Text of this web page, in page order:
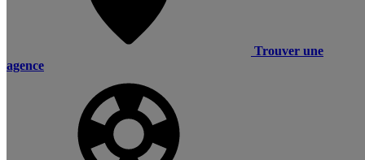
Trouver une
agence